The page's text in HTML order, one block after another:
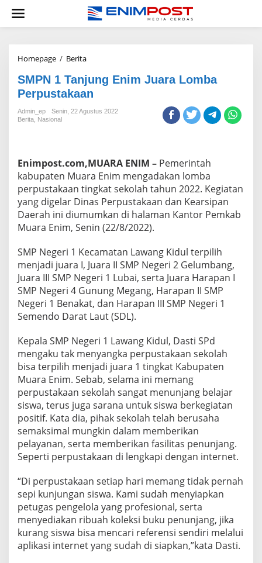
konten
Homepage / BeritaSMPN
Tanjung
Enim
Juara
Lomba
SMPN 1 Tanjung Enim Juara Lomba
Perpustakaan
Admin_ep
Senin, 22 Agustus 2022
Berita Nasional
Enimpost.com,MUARA ENIM – Pemerintah
kabupaten Muara Enim mengadakan lomba
perpustakaan tingkat sekolah tahun 2022. Kegiatan
yang digelar Dinas Perpustakaan dan Kearsipan
Daerah ini diumumkan di halaman Kantor Pemkab
Muara Enim, Senin (22/8/2022).
SMP Negeri 1 Kecamatan Lawang Kidul terpilih
menjadi juara I, Juara II SMP Negeri 2 Gelumbang,
Juara III SMP Negeri 1 Lubai, serta Juara Harapan I
SMP Negeri 4 Gunung Megang, Harapan II SMP
Negeri 1 Benakat, dan Harapan III SMP Negeri 1
Semendo Darat Laut (SDL).
Kepala SMP Negeri 1 Lawang Kidul, Dasti SPd
mengaku tak menyangka perpustakaan sekolah
bisa terpilih menjadi juara 1 tingkat Kabupaten
Muara Enim. Sebab, selama ini memang
perpustakaan sekolah sangat menunjang belajar
siswa, terus juga sarana untuk siswa berkegiatan
positif. Kata dia, pihak sekolah telah berusaha
semaksimal mungkin dalam memberikan
pelayanan, serta memberikan fasilitas penunjang.
Seperti perpustakaan di lengkapi dengan internet.
“Di perpustakaan setiap hari memang tidak pernah
sepi kunjungan siswa. Kami sudah menyiapkan
petugas pengelola yang profesional, serta
menyediakan ribuah koleksi buku penunjang, jika
kurang siswa bisa mencari referensi sendiri melalui
aplikasi internet yang sudah di siapkan,”kata Dasti.